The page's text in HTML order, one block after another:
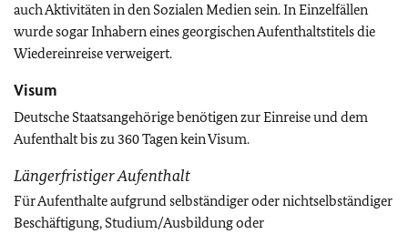
auch Aktivitäten in den Sozialen Medien sein. In Einzelfällen
wurde sogar Inhabern eines georgischen Aufenthaltstitels die
Wiedereinreise verweigert.
Visum
Deutsche Staatsangehörige benötigen zur Einreise und dem
Aufenthalt bis zu 360 Tagen kein Visum.
Längerfristiger Aufenthalt
Für Aufenthalte aufgrund selbständiger oder nichtselbständiger
Beschäftigung, Studium/Ausbildung oder